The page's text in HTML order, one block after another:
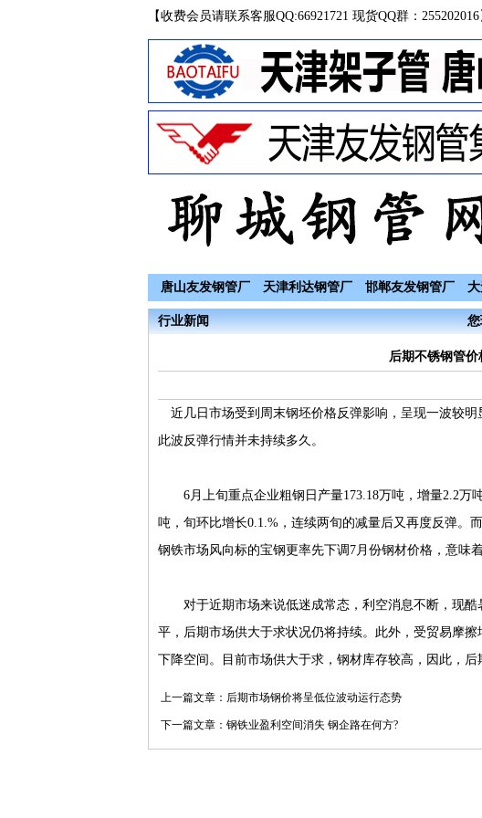
【收费会员请联系客服QQ:66921721 现货QQ群：
唐山友发钢管厂 天津利达钢管厂 邯郸友发钢管厂
行业新闻
后期不锈钢管
近几日市场受到周末钢坯价格反弹影响，呈现一波较明
此波反弹行情并未持续多久。
6月上旬重点企业粗钢日产量173.18万吨，增量2.2万
吨，旬环比增长0.1.%，连续两旬的减量后又再度反弹。
钢铁市场风向标的宝钢更率先下调7月份钢材价格，意味
对于近期市场来说低迷成常态，利空消息不断，现酷
平，后期市场供大于求状况仍将持续。此外，受贸易摩
下降空间。目前市场供大于求，钢材库存较高，因此，后
上一篇文章： 后期市场钢价将呈低位波动运行态势
下一篇文章： 钢铁业盈利空间消失 钢企路在何方?